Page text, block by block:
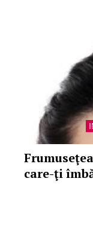
care-ţi